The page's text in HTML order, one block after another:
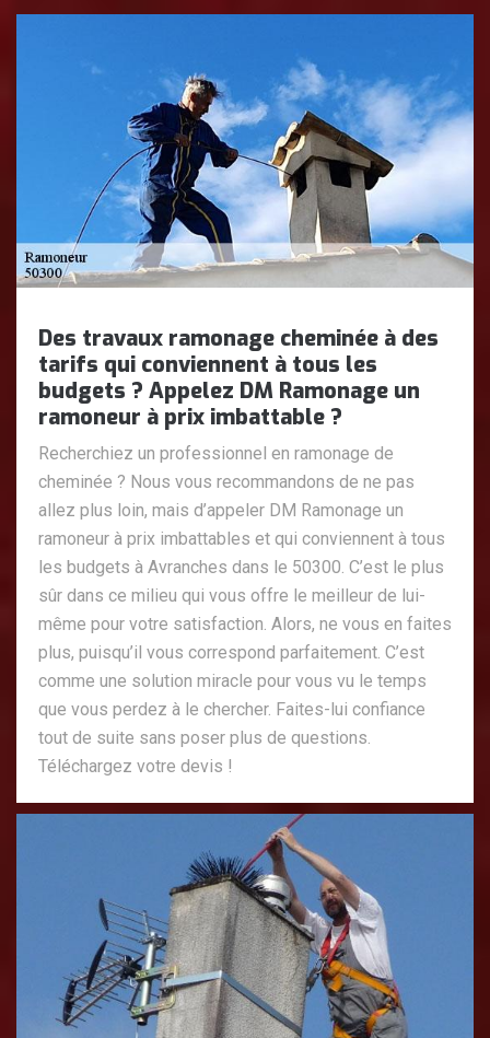
Des travaux ramonage cheminée à des
tarifs qui conviennent à tous les
budgets ? Appelez DM Ramonage un
ramoneur à prix imbattable ?
Recherchiez un professionnel en ramonage de
cheminée ? Nous vous recommandons de ne pas
allez plus loin, mais d’appeler DM Ramonage un
ramoneur à prix imbattables et qui conviennent à tous
les budgets à Avranches dans le 50300. C’est le plus
sûr dans ce milieu qui vous offre le meilleur de lui-
même pour votre satisfaction. Alors, ne vous en faites
plus, puisqu’il vous correspond parfaitement. C’est
comme une solution miracle pour vous vu le temps
que vous perdez à le chercher. Faites-lui confiance
tout de suite sans poser plus de questions.
Téléchargez votre devis !